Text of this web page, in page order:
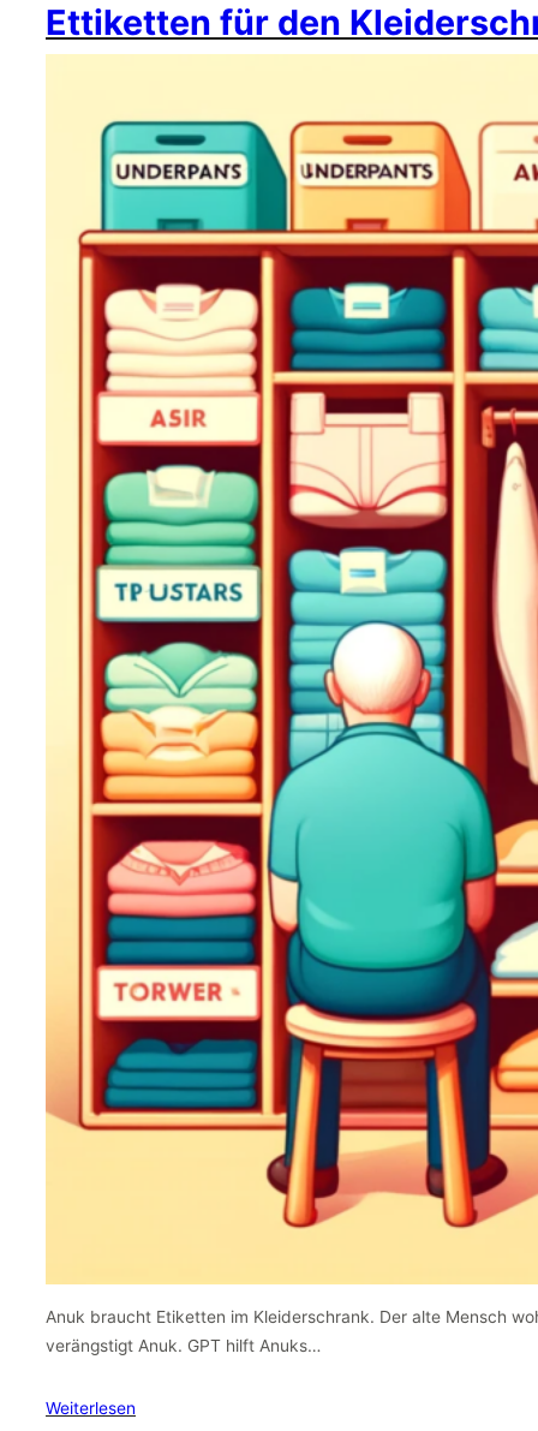
Ettiketten für den
Anuk braucht Etiketten im Kleiderschrank. Der alte Mensch
verängstigt Anuk. GPT hilft Anuks…
Weiterlesen